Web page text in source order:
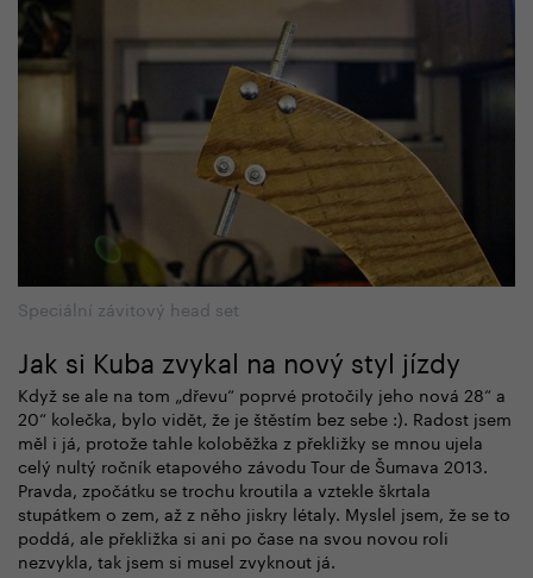
Speciální závitový head set
Jak si Kuba zvykal na nový styl jízdy
Když se ale na tom „dřevu“ poprvé protočily jeho nová 28“ a
20“ kolečka, bylo vidět, že je štěstím bez sebe :). Radost jsem
měl i já, protože tahle koloběžka z překližky se mnou ujela
celý nultý ročník etapového závodu Tour de Šumava 2013.
Pravda, zpočátku se trochu kroutila a vztekle škrtala
stupátkem o zem, až z něho jiskry létaly. Myslel jsem, že se to
poddá, ale překližka si ani po čase na svou novou roli
nezvykla, tak jsem si musel zvyknout já.